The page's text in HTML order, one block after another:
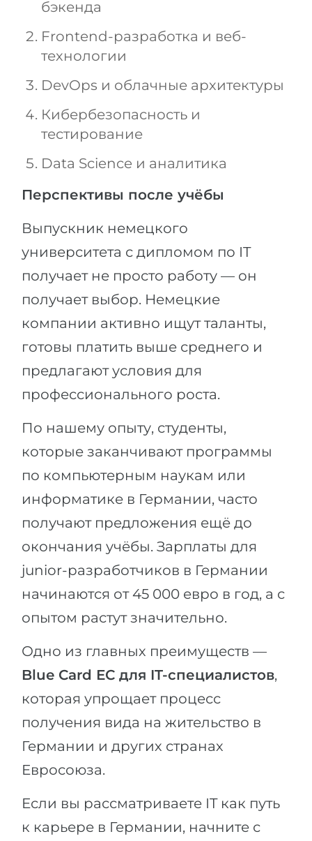
бэкенда
Frontend-разработка и веб-
технологии
DevOps и облачные архитектуры
Кибербезопасность и
тестирование
Data Science и аналитика
Перспективы после учёбы
Выпускник немецкого
университета с дипломом по IT
получает не просто работу — он
получает выбор. Немецкие
компании активно ищут таланты,
готовы платить выше среднего и
предлагают условия для
профессионального роста.
По нашему опыту, студенты,
которые заканчивают программы
по компьютерным наукам или
информатике в Германии, часто
получают предложения ещё до
окончания учёбы. Зарплаты для
junior-разработчиков в Германии
начинаются от 45 000 евро в год, а с
опытом растут значительно.
Одно из главных преимуществ —
Blue Card ЕС для IT-специалистов,
которая упрощает процесс
получения вида на жительство в
Германии и других странах
Евросоюза.
Если вы рассматриваете IT как путь
к карьере в Германии, начните с